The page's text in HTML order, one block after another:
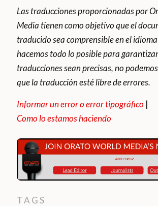
Las traducciones proporcionadas por
Media tienen como objetivo que el
traducido sea comprensible en el
hacemos todo lo posible para
traducciones sean precisas, no
que la traducción esté libre de errores.
Informar un error o error tipográfico |
Como lo estamos haciendo
TAGS